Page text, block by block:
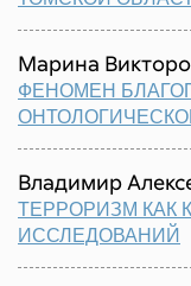
Марина
ФЕНОМЕН
Владимир
ТЕРРОРИЗМ КАК
ИССЛЕДОВАНИЙ